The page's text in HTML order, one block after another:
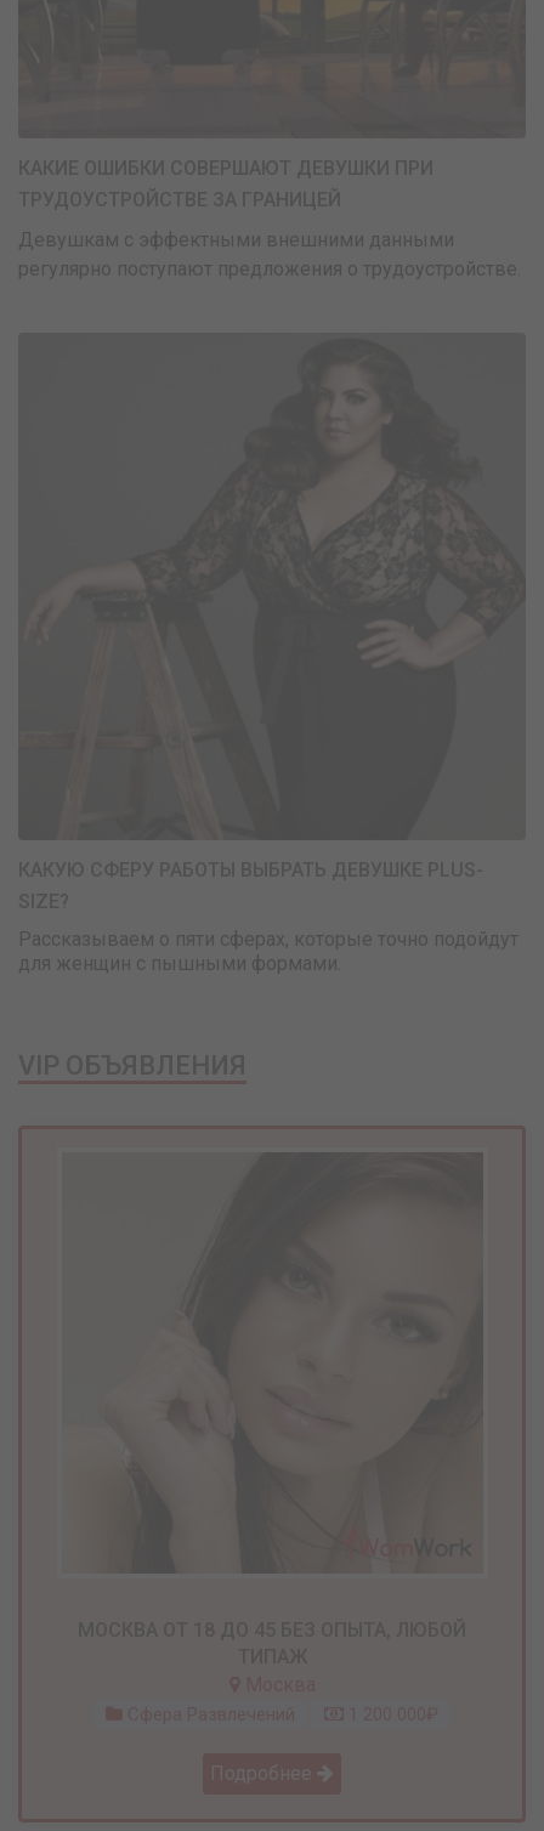
Девушкам с эффектными внешними данными
регулярно поступают предложения о трудоустройстве.
Рассказываем о пяти сферах, которые точно подойдут
для женщин с пышными формами.
Сфера Развлечений 1 200 000₽
Подробнее